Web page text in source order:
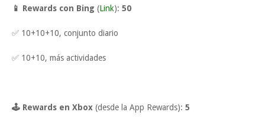
📱 Rewards con Bing (Link): 50
✅ 10+10+10, conjunto diario
✅ 10+10, más actividades
🕹 Rewards en Xbox (desde la App Rewards): 5